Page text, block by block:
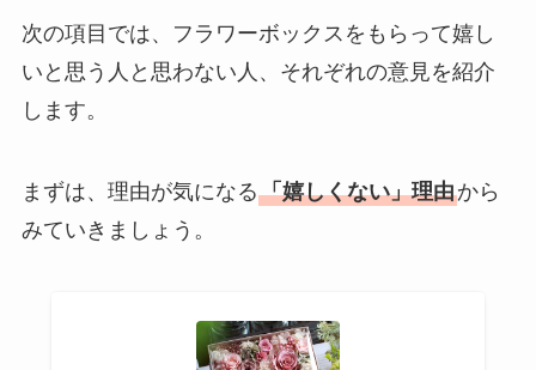
次の項目では、フラワーボックスをもらって嬉し
いと思う人と思わない人、それぞれの意見を紹介
します。
まずは、理由が気になる「嬉しくない」理由から
みていきましょう。